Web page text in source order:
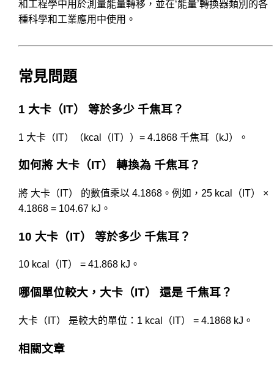
和工程學中用於測量能量轉移，並在‘能量’轉換器類別的各
種科學和工業應用中使用。
常見問題
1 大卡（IT） 等於多少 千焦耳？
1 大卡（IT）（kcal（IT））= 4.1868 千焦耳（kJ）。
如何將 大卡（IT） 轉換為 千焦耳？
將 大卡（IT） 的數值乘以 4.1868。例如，25 kcal（IT） ×
4.1868 = 104.67 kJ。
10 大卡（IT） 等於多少 千焦耳？
10 kcal（IT） = 41.868 kJ。
哪個單位較大，大卡（IT） 還是 千焦耳？
大卡（IT） 是較大的單位：1 kcal（IT） = 4.1868 kJ。
相關文章